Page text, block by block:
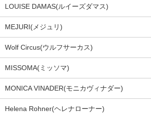
LOUISE DAMAS(ルイーズダマス)
MEJURI(メジュリ)
Wolf Circus(ウルフサーカス)
MISSOMA(ミッソマ)
MONICA VINADER(モニカヴィナダー)
Helena Rohner(ヘレナローナー)